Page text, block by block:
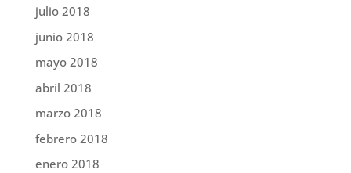
julio 2018
junio 2018
mayo 2018
abril 2018
marzo 2018
febrero 2018
enero 2018